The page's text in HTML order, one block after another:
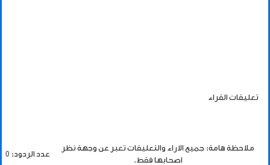
تعليقات القراء
ملاحظة هامة: جميع الاراء والتعليقات تعبر عن وجهة نظر
اصحابها فقط.
عدد الردود: 0